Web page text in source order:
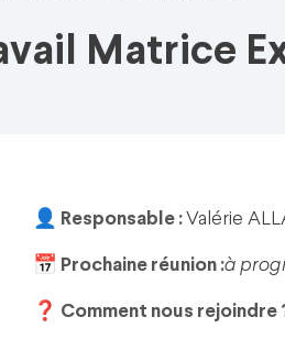
Matrice
👤 Responsable : Valérie
📅 Prochaine réunion :à
❓ Comment nous rejoindre